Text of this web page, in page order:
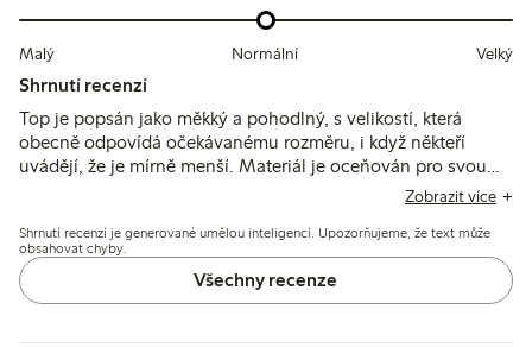
Malý Normální Velký
Shrnutí recenzí
Top je popsán jako měkký a pohodlný, s velikostí, která
obecně odpovídá očekávanému rozměru, i když někteří
uvádějí, že je mírně menší. Materiál je oceňován pro svou
prodyšnost a barevnou škálu, zatímco někteří zmiňujíZobrazit více
Shrnutí recenzí je generované umělou inteligencí. Upozorňujeme, že text může
obsahovat chyby.
Všechny recenze